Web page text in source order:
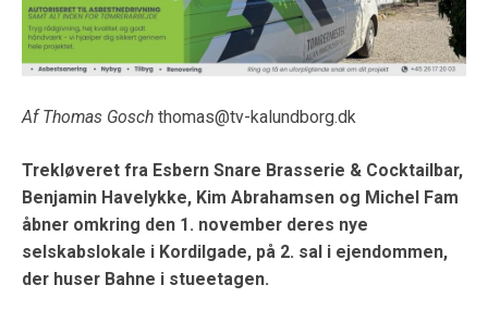
Af Thomas Gosch thomas@tv-kalundborg.dk
Trekløveret fra Esbern Snare Brasserie & Cocktailbar,
Benjamin Havelykke, Kim Abrahamsen og Michel Fam
åbner omkring den 1. november deres nye
selskabslokale i Kordilgade, på 2. sal i ejendommen,
der huser Bahne i stueetagen.